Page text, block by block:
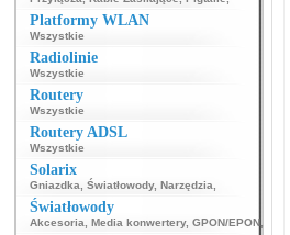
Platformy WLAN
Wszystkie
Radiolinie
Wszystkie
Routery
Wszystkie
Routery ADSL
Wszystkie
Solarix
Gniazdka Światłowody, Narzędzia
Światłowody
Akcesoria Media konwertery, GPON/EPON